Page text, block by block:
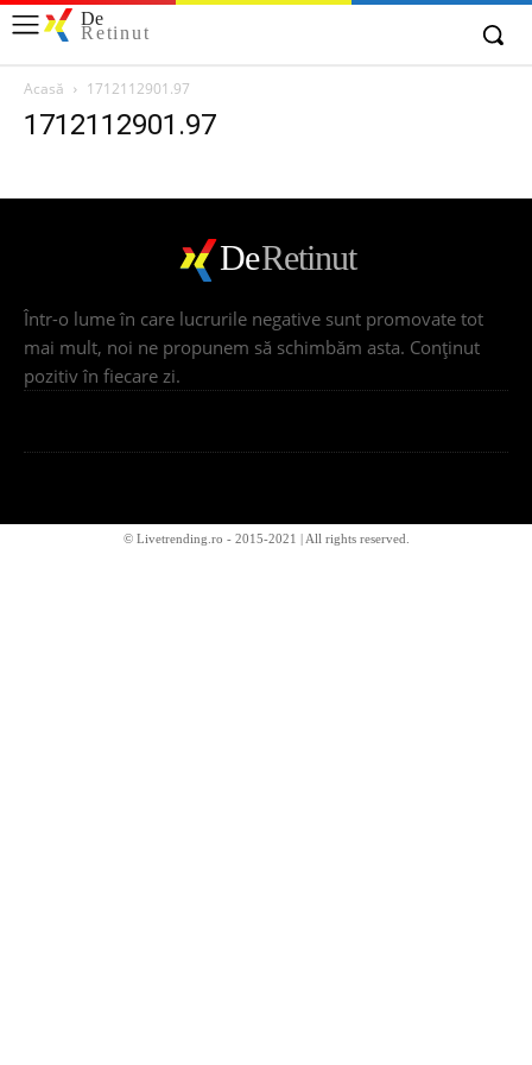
De
Retinut
Acasă 1712112901.97
1712112901.97
DeRetinut
Într-o lume în care lucrurile negative sunt promovate tot
mai mult, noi ne propunem să schimbăm asta. Conţinut
pozitiv în fiecare zi.
© Livetrending.ro - 2015-2021 | All rights reserved.